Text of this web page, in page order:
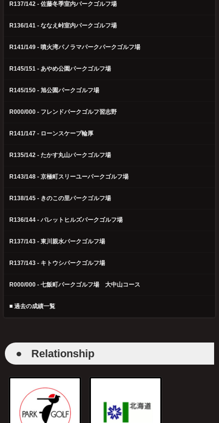
R137/142 - 佐藤冬季室内パークゴルフ場
R136/141 - ななえ峠室内パークゴルフ場
R141/149 - 噴火湾パノラマパークパークゴルフ場
R145/151 - あやめ公園パークゴルフ場
R145/150 - 旭公園パークゴルフ場
R000/000 - フレンドパークゴルフ習志野
R141/147 - ローンスケープ輪厚
R135/142 - たかす丸山パークゴルフ場
R143/148 - 京極町スリーユーパークゴルフ場
R138/145 - きのこの里パークゴルフ場
R136/144 - パレットヒルズパークゴルフ場
R137/143 - 東川親水パークゴルフ場
R137/143 - キトウシパークゴルフ場
R000/000 - 七飯町パークゴルフ場 大中山コース
■ 過去の成績一覧
● Relationship